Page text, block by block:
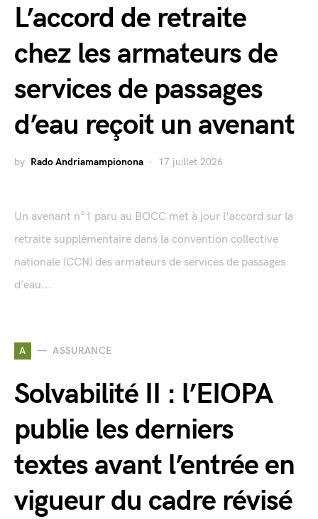
L’accord de retraite
chez les armateurs de
services de passages
d’eau reçoit un avenant
by Rado Andriamampionona 17 juillet 2026
Un avenant n°1 paru au BOCC met à jour l'accord sur la
retraite supplémentaire dans la convention collective
nationale (CCN) des armateurs de services de passages
d’eau...
A ASSURANCE
Solvabilité II : l’EIOPA
publie les derniers
textes avant l’entrée en
vigueur du cadre révisé